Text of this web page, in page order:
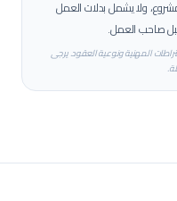
ولا يشمل بدلات العمل
صاحب العمل.
المهنية ونوعية العقود. يرجى